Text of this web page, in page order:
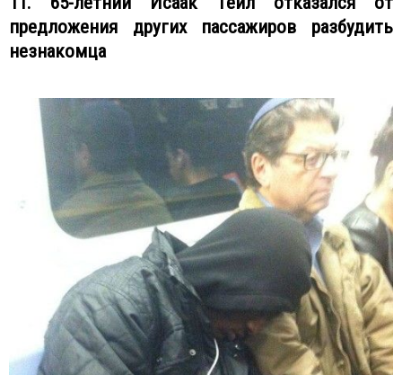
предложения других пассажиров разбудить
незнакомца